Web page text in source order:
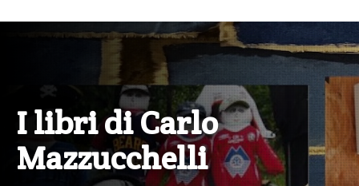
I libri di Carlo
Mazzucchelli